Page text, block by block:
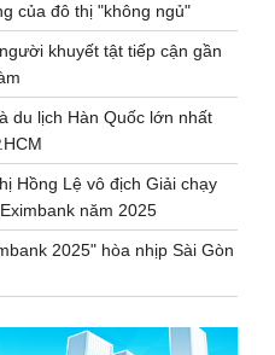
của đô thị "không ngủ"
khuyết tật tiếp cận gần
du lịch Hàn Quốc lớn nhất
Hồng Lệ vô địch Giải chạy
năm 2025
2025" hòa nhịp Sài Gòn